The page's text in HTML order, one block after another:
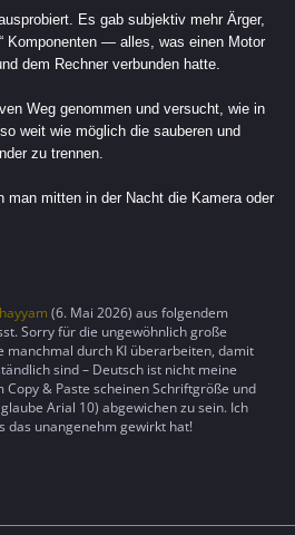
Es gab subjektiv mehr Ärger,
Komponenten — alles, was einen Motor
dem Rechner verbunden hatte.
Weg genommen und versucht, wie in
weit wie möglich die sauberen und
zu trennen.
man mitten in der Nacht die Kamera oder
(6. Mai 2026) aus folgendem
Sorry für die ungewöhnlich große
manchmal durch KI überarbeiten, damit
sind – Deutsch ist nicht meine
& Paste scheinen Schriftgröße und
Arial 10) abgewichen zu sein. Ich
das unangenehm gewirkt hat!